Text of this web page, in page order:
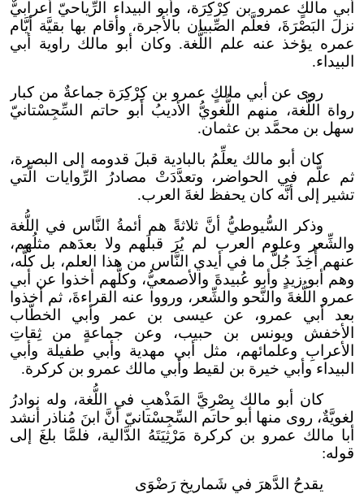
أبي مالكٍ عمرو بن كِرْكِرَة، وأبو البيداء الرِّياحيّ أعرابيٌّ
نزلَ البَصْرَةَ، فعلَّم الصِّبيان بالأجرة، وأقام بها بقيَّة أيَّام
عمره يؤخذ عنه علم اللُّغة. وكان أبو مالك راوية أبي
البيداء.
روى عن أبي مالكٍ عمرو بن كِرْكِرَة جماعةٌ من كبار
رواة اللُّغة، منهم اللُّغويُّ الأديبُ أبو حاتم السِّجِسْتانيّ
سهل بن محمَّد بن عثمان.
كان أبو مالك يعلِّمُ بالبادية قبلَ قدومه إلى البصرة،
ثم علَّم في الحواضر، وتعدَّدَتْ مصادرُ الرِّوايات الَّتي
تشير إلى أنَّه كان يحفظ لغةَ العرب.
وذكر السُّيوطيُّ أنَّ ثلاثةً هم أئمةُ النَّاس في اللُّغة
والشِّعر وعلوم العرب لم يُرَ قبلَهم ولا بعدَهم مثلُهم،
عنهم أُخِذَ جُلُّ ما في أيدي النَّاس من هذا العلم، بل كلُّه،
وهم أبو زيدٍ وأبو عُبيدةَ والأصمعيُّ، وكلُّهم أخذوا عن أبي
عمرو اللُّغةَ والنَّحو والشِّعر، ورووا عنه القراءةَ، ثم أخذوا
بعد أبي عمرو، عن عيسى بن عمر وأبي الخطَّاب
الأخفش ويونس بن حبيب، وعن جماعةٍ من ثِقاتِ
الأعرابِ وعلمائهم، مثل أبي مهدية وأبي طفيلة وأبي
البيداء وأبي خيرة بن لقيط وأبي مالك عمرو بن كركرة.
كان أبو مالك بِصْرِيَّ المَذْهبِ في اللُّغة، وله نوادرُ
لغويَّةٌ، روى منها أبو حاتم السِّجِسْتانيّ أنَّ ابنَ مُناذر أنشد
أبا مالك عمرو بن كركرة مَرْثِيَتَهُ الدَّالية، فلمَّا بلغَ إلى
قوله:
يقدحُ الدَّهرَ في شَماريخِ رَضْوَى